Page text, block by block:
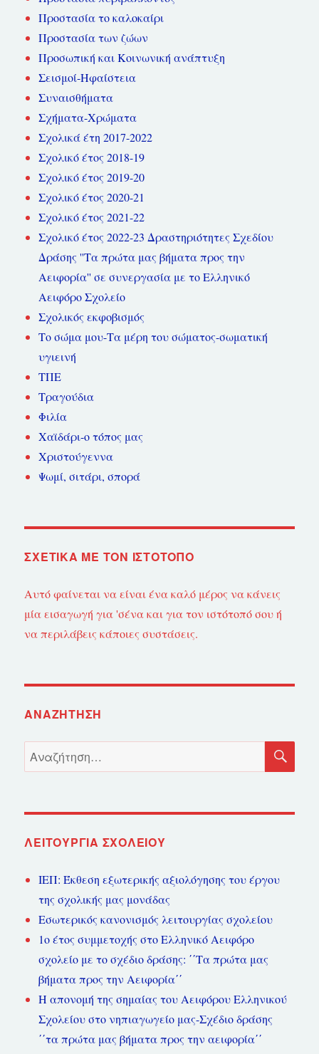
Προστασία το καλοκαίρι
Προστασία των ζώων
Προσωπική και Κοινωνική ανάπτυξη
Σεισμοί-Ηφαίστεια
Συναισθήματα
Σχήματα-Χρώματα
Σχολικά έτη 2017-2022
Σχολικό έτος 2018-19
Σχολικό έτος 2019-20
Σχολικό έτος 2020-21
Σχολικό έτος 2021-22
Σχολικό έτος 2022-23 Δραστηριότητες Σχεδίου
Δράσης ''Τα πρώτα μας βήματα προς την
Αειφορία'' σε συνεργασία με το Ελληνικό
Αειφόρο Σχολείο
Σχολικός εκφοβισμός
Το σώμα μου-Τα μέρη του σώματος-σωματική
υγιεινή
ΤΠΕ
Τραγούδια
Φιλία
Χαϊδάρι-ο τόπος μας
Χριστούγεννα
Ψωμί, σιτάρι, σπορά
ΣΧΕΤΙΚΆ ΜΕ ΤΟΝ ΙΣΤΌΤΟΠΟ
Αυτό φαίνεται να είναι ένα καλό μέρος να κάνεις
μία εισαγωγή για 'σένα και για τον ιστότοπό σου ή
να περιλάβεις κάποιες συστάσεις.
ΑΝΑΖΉΤΗΣΗ
Αναζήτηση
για:
ΛΕΙΤΟΥΡΓΊΑ ΣΧΟΛΕΊΟΥ
ΙΕΠ: Έκθεση εξωτερικής αξιολόγησης του έργου
της σχολικής μας μονάδας
Εσωτερικός κανονισμός λειτουργίας σχολείου
1ο έτος συμμετοχής στο Ελληνικό Αειφόρο
σχολείο με το σχέδιο δράσης: ΄΄Τα πρώτα μας
βήματα προς την Αειφορία΄΄
Η απονομή της σημαίας του Αειφόρου Ελληνικού
Σχολείου στο νηπιαγωγείο μας-Σχέδιο δράσης
΄΄τα πρώτα μας βήματα προς την αειφορία΄΄